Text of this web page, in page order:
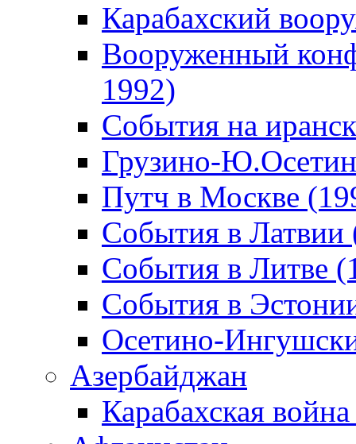
Карабахский
Вооруженный
1992)
События на
Грузино-
Путч в Москве
События в Латвии
События в Литве
События в
Осетино-
Азербайджан
Карабахская